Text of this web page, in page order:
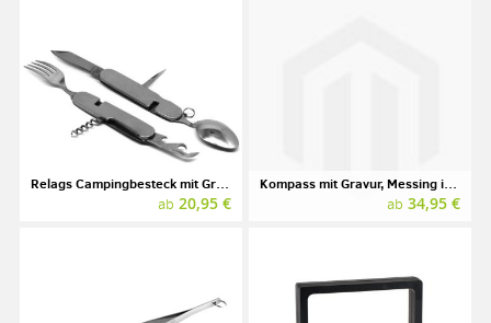
Relags Campingbesteck mit Gravur, Edelstahl
ab 20,95 €
Kompass mit Gravur, Messing in Holzbox
ab 34,95 €